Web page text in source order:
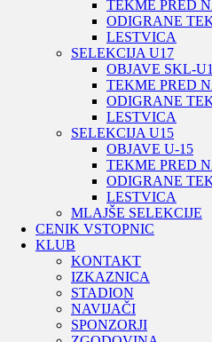
TEKME PRED
ODIGRANE
LESTVICA
SELEKCIJA U17
OBJAVE SKL-
TEKME PRED
ODIGRANE
LESTVICA
SELEKCIJA U15
OBJAVE U-15
TEKME PRED
ODIGRANE
LESTVICA
MLAJŠE SELEKCIJE
CENIK VSTOPNIC
KLUB
KONTAKT
IZKAZNICA
STADION
NAVIJAČI
SPONZORJI